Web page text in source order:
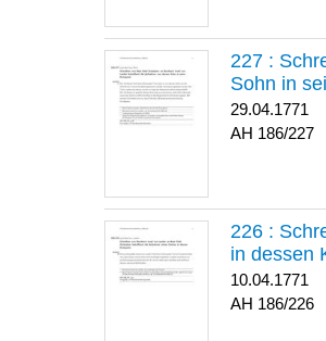
227 :
Sohn in
29.04.1771
186/227
226 :
in dessen
10.04.1771
186/226